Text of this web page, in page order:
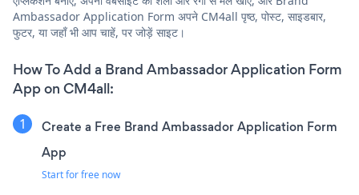
Ambassador Application Form अपने CM4all पृष्ठ, पोस्ट, साइडबार,
फुटर, या जहाँ भी आप चाहें, पर जोड़ें साइट।
How To Add a Brand Ambassador Application Form
App on CM4all:
Create a Free Brand Ambassador Application Form
App
Start for free now